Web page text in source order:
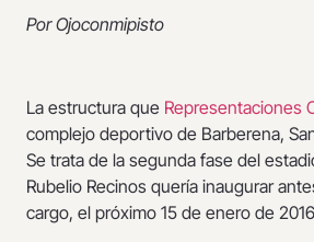
Por Ojoconmipisto
La estructura que Representaciones
complejo deportivo de Barberena,
Se trata de la segunda fase del
Rubelio Recinos quería inaugurar
cargo, el próximo 15 de enero de